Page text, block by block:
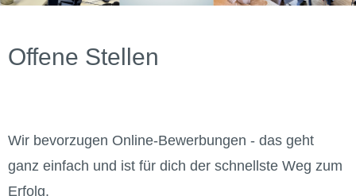
Offene Stellen
Wir bevorzugen Online-Bewerbungen - das geht
ganz einfach und ist für dich der schnellste Weg zum
Erfolg.